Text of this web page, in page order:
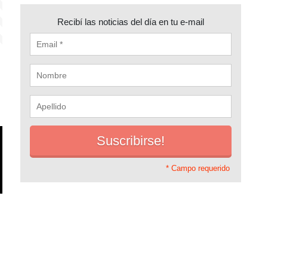
Recibí las noticias del día en tu e-mail
* Campo requerido